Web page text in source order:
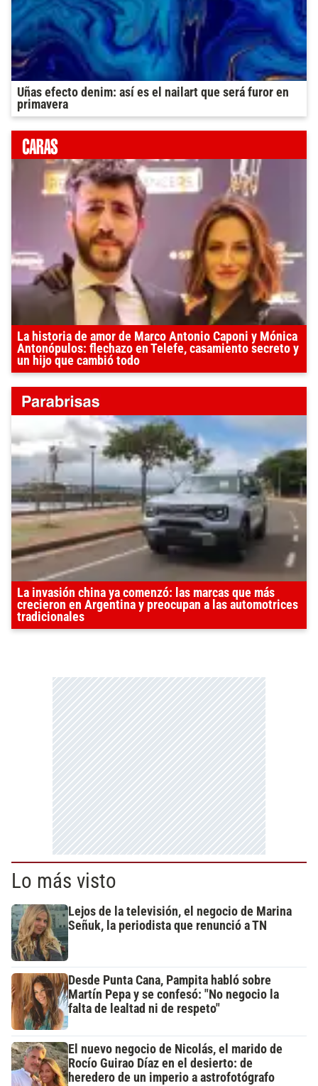
Uñas efecto denim: así es el nailart que será furor en
primavera
La historia de amor de Marco Antonio Caponi y Mónica
Antonópulos: flechazo en Telefe, casamiento secreto y
un hijo que cambió todo
La invasión china ya comenzó: las marcas que más
crecieron en Argentina y preocupan a las automotrices
tradicionales
Lo más visto
Lejos de la televisión, el negocio de Marina
Señuk, la periodista que renunció a TN
Desde Punta Cana, Pampita habló sobre
Martín Pepa y se confesó: "No negocio la
falta de lealtad ni de respeto"
El nuevo negocio de Nicolás, el marido de
Rocío Guirao Díaz en el desierto: de
heredero de un imperio a astrofotógrafo